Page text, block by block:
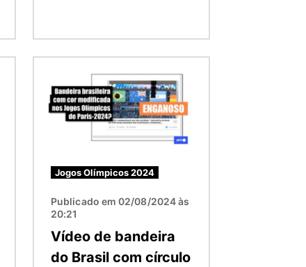
Jogos Olímpicos 2024
Publicado em 02/08/2024 às
20:21
Vídeo de bandeira
do Brasil com círculo